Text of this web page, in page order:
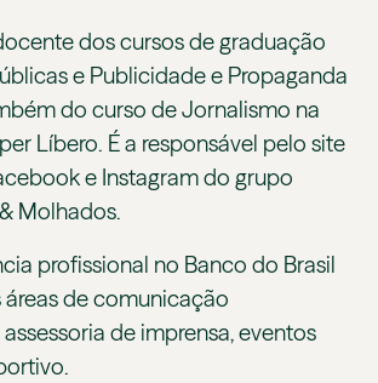
dos cursos de graduação
e Publicidade e Propaganda
do curso de Jornalismo na
Líbero. É a responsável pelo site
e Instagram do grupo
Molhados.
profissional no Banco do Brasil
áreas de comunicação
de imprensa, eventos